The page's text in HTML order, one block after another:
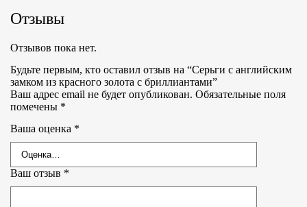
Отзывы
Отзывов пока нет.
Будьте первым, кто оставил отзыв на “Серьги с английским
замком из красного золота с бриллиантами”
Ваш адрес email не будет опубликован. Обязательные поля
помечены *
Ваша оценка *
Ваш отзыв *